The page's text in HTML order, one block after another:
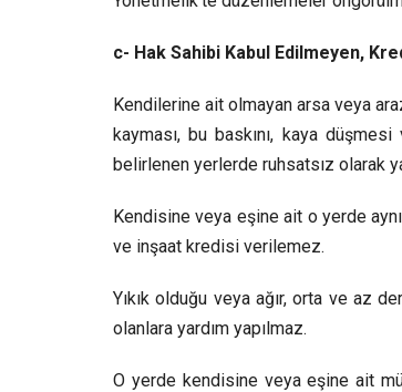
c- Hak Sahibi Kabul Edilmeyen,
Kendilerine ait olmayan arsa veya
kayması, bu baskını, kaya
belirlenen yerlerde ruhsatsız olarak
Kendisine veya eşine ait o yerde
ve inşaat kredisi verilemez.
Yıkık olduğu veya ağır, orta ve az
olanlara yardım yapılmaz.
O yerde kendisine veya eşine ait